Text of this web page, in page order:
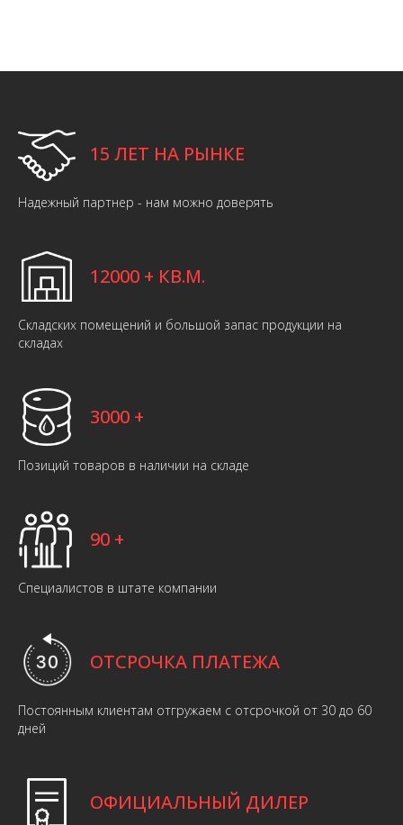
15 ЛЕТ НА РЫНКЕ
Надежный партнер - нам можно доверять
12000 + КВ.М.
Складских помещений и большой запас продукции на
складах
3000 +
Позиций товаров в наличии на складе
90 +
Специалистов в штате компании
ОТСРОЧКА ПЛАТЕЖА
Постоянным клиентам отгружаем с отсрочкой от 30 до 60
дней
ОФИЦИАЛЬНЫЙ ДИЛЕР